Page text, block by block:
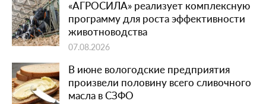
«АГРОСИЛА» реализует комплексную
программу для роста эффективности
животноводства
07.08.2026
В июне вологодские предприятия
произвели половину всего сливочного
масла в СЗФО